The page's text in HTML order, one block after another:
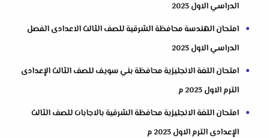
الدراسي الاول 2023
امتحان الهندسة محافظة الشرقية للصف الثالث الاعدادى الفصل
الدراسي الاول 2023
امتحان اللغة الانجليزية محافظة بني سويف للصف الثالث الإعدادى
الترم الاول 2023 م
امتحان اللغة الانجليزية محافظة الشرقية بالاجابات للصف الثالث
الإعدادى الترم الاول 2023 م